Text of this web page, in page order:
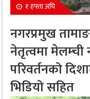
१ हफ्ता अघि
नगरप्रमुख
नेतृत्वमा मेलम्ची
परिवर्तनको
भिडियो सहित